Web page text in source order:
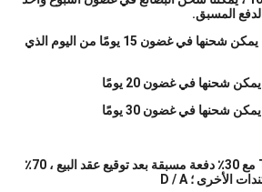
المسبق.
100 كرتون -300 كرتون ، يمكن شحنها في غضون 15 يومًا من اليوم الذي
ج: الدفع هو: L / C أو T / T مع 30٪ دفعة مسبقة بعد توقيع عقد البيع ، 70٪